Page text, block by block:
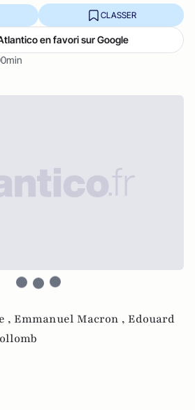
CLASSER
en favori sur Google
, Emmanuel Macron , Edouard